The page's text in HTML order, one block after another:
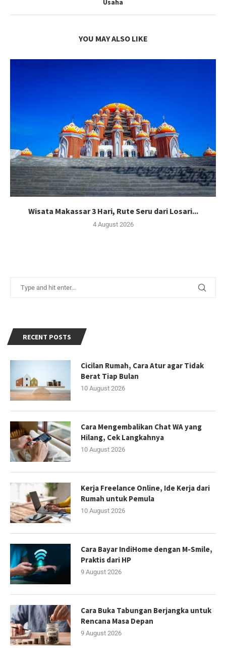
Usaha
YOU MAY ALSO LIKE
Wisata Makassar 3 Hari, Rute Seru dari Losari...
4 August 2026
RECENT POSTS
Cicilan Rumah, Cara Atur agar Tidak
Berat Tiap Bulan
10 August 2026
Cara Mengembalikan Chat WA yang
Hilang, Cek Langkahnya
10 August 2026
Kerja Freelance Online, Ide Kerja dari
Rumah untuk Pemula
10 August 2026
Cara Bayar IndiHome dengan M-Smile,
Praktis dari HP
9 August 2026
Cara Buka Tabungan Berjangka untuk
Rencana Masa Depan
9 August 2026